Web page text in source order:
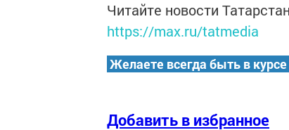
Читайте новости
https://max.ru/tatmedia
Желаете всегда быть в
Добавить в избранное